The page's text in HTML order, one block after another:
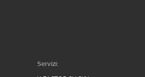
Servizi: